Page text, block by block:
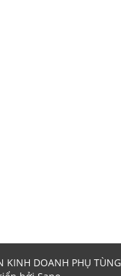
DOANH PHỤ TÙNG